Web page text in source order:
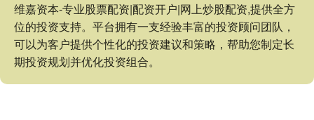
维嘉资本-专业股票配资|配资开户|网上炒股配资,提供全方
位的投资支持。平台拥有一支经验丰富的投资顾问团队，
可以为客户提供个性化的投资建议和策略，帮助您制定长
期投资规划并优化投资组合。